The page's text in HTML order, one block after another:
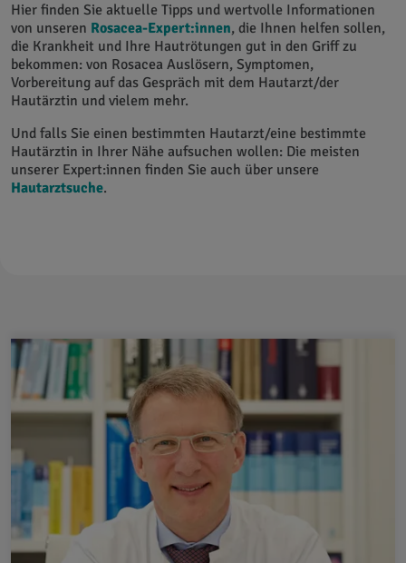
Hier finden Sie aktuelle Tipps und wertvolle Informationen
von unseren Rosacea-Expert:innen, die Ihnen helfen sollen,
die Krankheit und Ihre Hautrötungen gut in den Griff zu
bekommen: von Rosacea Auslösern, Symptomen,
Vorbereitung auf das Gespräch mit dem Hautarzt/der
Hautärztin und vielem mehr.
Und falls Sie einen bestimmten Hautarzt/eine bestimmte
Hautärztin in Ihrer Nähe aufsuchen wollen: Die meisten
unserer Expert:innen finden Sie auch über unsere
Hautarztsuche.